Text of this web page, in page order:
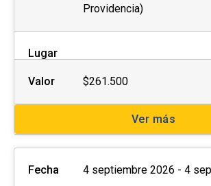
Providencia)
Lugar
Valor $261.500
Ver más
Fecha 4 septiembre 2026 - 4